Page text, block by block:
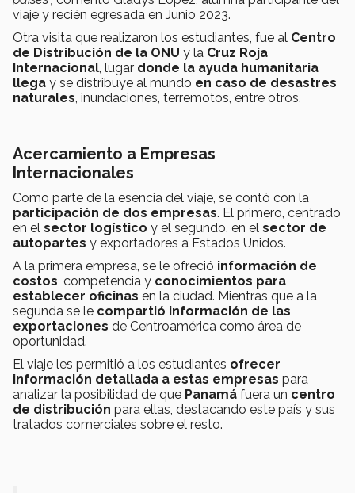
viaje y recién egresada en Junio 2023.
Otra visita que realizaron los estudiantes, fue al Centro
de Distribución de la ONU y la Cruz Roja
Internacional, lugar donde la ayuda humanitaria
llega y se distribuye al mundo en caso de desastres
naturales, inundaciones, terremotos, entre otros.
Acercamiento a Empresas
Internacionales
Como parte de la esencia del viaje, se contó con la
participación de dos empresas. El primero, centrado
en el sector logístico y el segundo, en el sector de
autopartes y exportadores a Estados Unidos.
A la primera empresa, se le ofreció información de
costos, competencia y conocimientos para
establecer oficinas en la ciudad. Mientras que a la
segunda se le compartió información de las
exportaciones de Centroamérica como área de
oportunidad.
El viaje les permitió a los estudiantes ofrecer
información detallada a estas empresas para
analizar la posibilidad de que Panamá fuera un centro
de distribución para ellas, destacando este país y sus
tratados comerciales sobre el resto.